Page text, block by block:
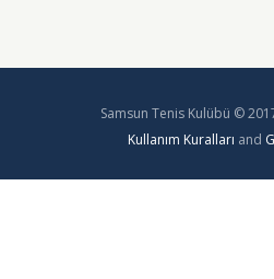
Samsun Tenis Kulübü ©
Kullanım Kuralları and